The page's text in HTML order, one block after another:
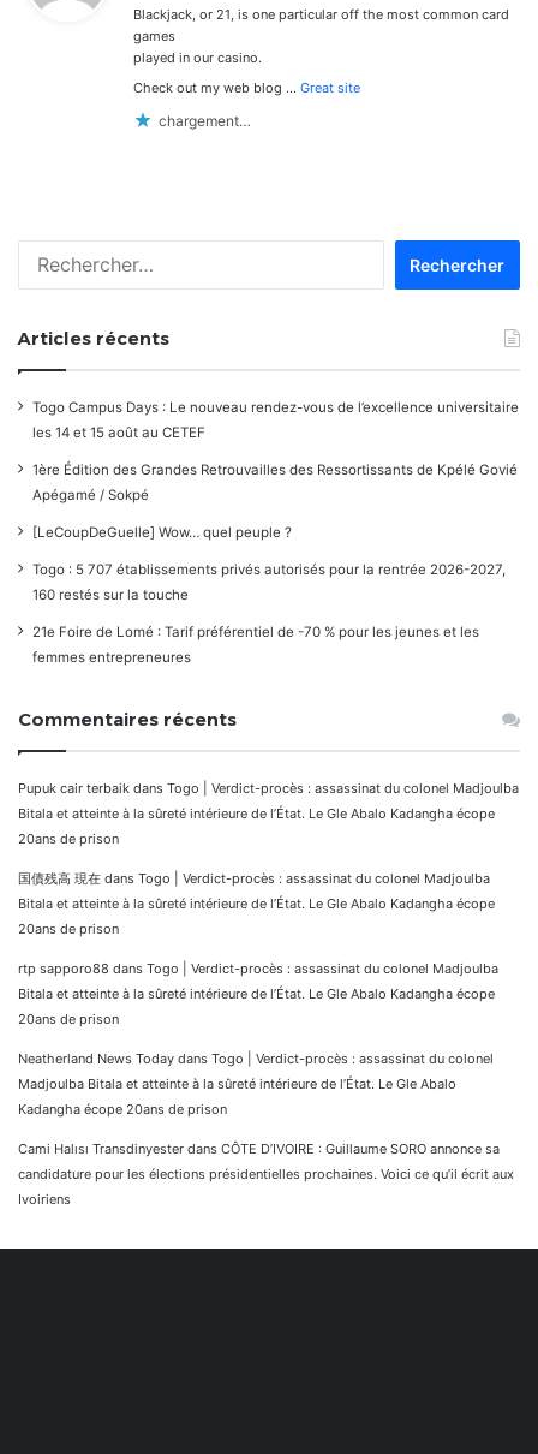
Blackjack, or 21, is one particular off the most common card
games
played in our casino.
Check out my web blog … Great site
chargement…
Articles récents
Togo Campus Days : Le nouveau rendez-vous de l’excellence universitaire
les 14 et 15 août au CETEF
1ère Édition des Grandes Retrouvailles des Ressortissants de Kpélé Govié
Apégamé / Sokpé
[LeCoupDeGuelle] Wow… quel peuple ?
Togo : 5 707 établissements privés autorisés pour la rentrée 2026-2027,
160 restés sur la touche
21e Foire de Lomé : Tarif préférentiel de -70 % pour les jeunes et les
femmes entrepreneures
Commentaires récents
Pupuk cair terbaik dans Togo | Verdict-procès : assassinat du colonel Madjoulba
Bitala et atteinte à la sûreté intérieure de l’État. Le Gle Abalo Kadangha écope
20ans de prison
国債残高 現在 dans Togo | Verdict-procès : assassinat du colonel Madjoulba
Bitala et atteinte à la sûreté intérieure de l’État. Le Gle Abalo Kadangha écope
20ans de prison
rtp sapporo88 dans Togo | Verdict-procès : assassinat du colonel Madjoulba
Bitala et atteinte à la sûreté intérieure de l’État. Le Gle Abalo Kadangha écope
20ans de prison
Neatherland News Today dans Togo | Verdict-procès : assassinat du colonel
Madjoulba Bitala et atteinte à la sûreté intérieure de l’État. Le Gle Abalo
Kadangha écope 20ans de prison
Cami Halısı Transdinyester dans CÔTE D’IVOIRE : Guillaume SORO annonce sa
candidature pour les élections présidentielles prochaines. Voici ce qu’il écrit aux
Ivoiriens